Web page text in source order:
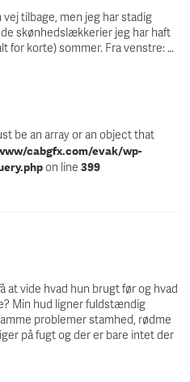
tilbage, men jeg har stadig
skønhedslækkerier jeg har haft
for korte) sommer. Fra venstre: …
be an array or an object that
cabgfx.com/evak/wp-
on line 399
at vide hvad hun brugt før og hvad
Min hud ligner fuldstændig
problemer stamhed, rødme
på fugt og der er bare intet der